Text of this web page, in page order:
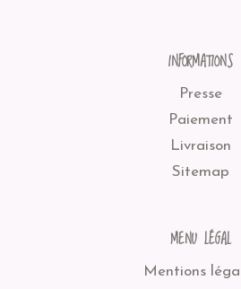
INFORMATIONS
Presse
Paiement
Livraison
Sitemap
MENU LÉGAL
Mentions